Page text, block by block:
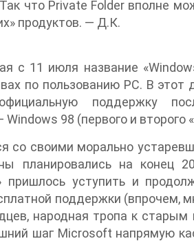
что Private Folder вполне
продуктов. — Д.К.
с 11 июля название
по пользованию PC. В
поддержку
98 (первого и второго
со своими морально
планировались на конец
пришлось уступить и
поддержки (впрочем,
народная тропа к
шаг Microsoft напрямую